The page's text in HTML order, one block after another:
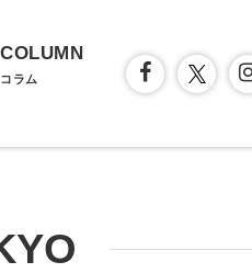
COLUMN
コラム